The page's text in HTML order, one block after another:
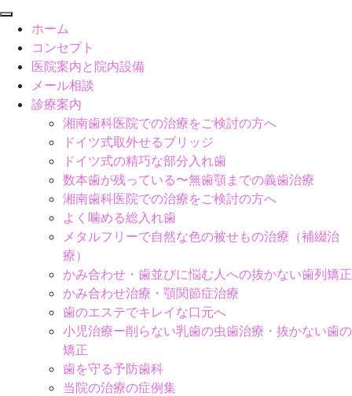
ホーム
コンセプト
医院案内と院内設備
メール相談
診療案内
湘南歯科医院での治療をご検討の方へ
ドイツ式取外せるブリッジ
ドイツ式の精巧な部分入れ歯
数本歯が残っている〜無歯顎までの義歯治療
湘南歯科医院での治療をご検討の方へ
よく噛める総入れ歯
メタルフリーで自然な色の被せもの治療（補綴治
療）
かみ合わせ・歯並びに悩む人への抜かない歯列矯正
かみ合わせ治療・顎関節症治療
歯のエステでキレイな口元へ
小児治療ー削らない乳歯の虫歯治療・抜かない歯の
矯正
歯を守る予防歯科
当院の治療の症例集